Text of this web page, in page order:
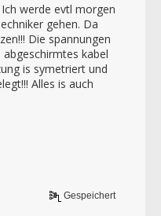
werde evtl morgen
gehen. Da
Die spannungen
kabel
is symetriert und
Alles is auch
Gespeichert